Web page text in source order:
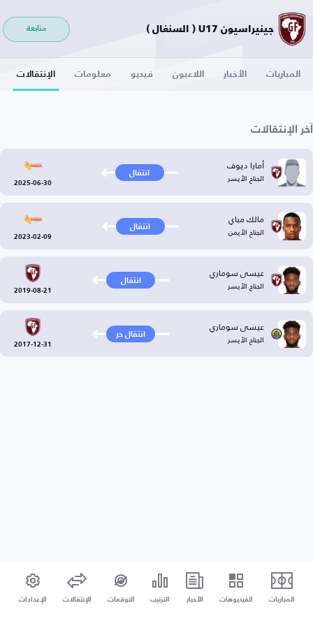
جينيراسيون U17 ( السنغال ) متابعة
المباريات الأخبار اللاعبون فيديو معلومات الإنتقالات
آخر الإنتقالات
أمارا ديوف
الجناح الأيسر انتقال
2025-06-30
مالك مباي
الجناح الأيمن انتقال
2023-02-09
عيسى سوماري
الجناح الأيسر انتقال
2019-08-21
عيسى سوماري
الجناح الأيسر انتقال حر
2017-12-31
المباريات الفيديوهات الأخبار الترتيب التوقعات الإنتقالات الإعدادات